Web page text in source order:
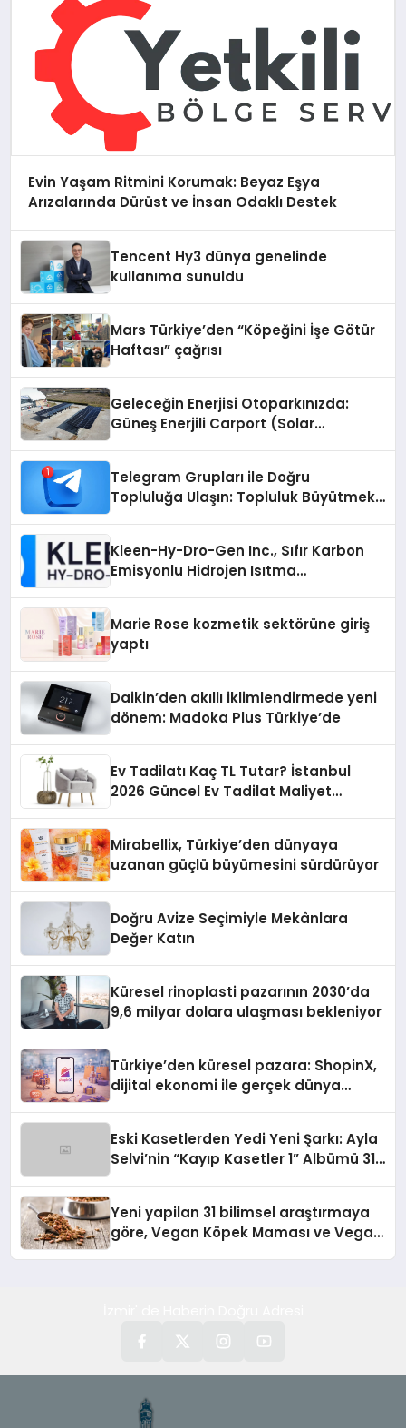
Evin Yaşam Ritmini Korumak: Beyaz Eşya
Arızalarında Dürüst ve İnsan Odaklı Destek
Tencent Hy3 dünya genelinde
kullanıma sunuldu
Mars Türkiye’den “Köpeğini İşe Götür
Haftası” çağrısı
Geleceğin Enerjisi Otoparkınızda:
Güneş Enerjili Carport (Solar
Telegram Grupları ile Doğru
Topluluğa Ulaşın: Topluluk Büyütmek
Kleen-Hy-Dro-Gen Inc., Sıfır Karbon
Emisyonlu Hidrojen Isıtma
Marie Rose kozmetik sektörüne giriş
yaptı
Daikin’den akıllı iklimlendirmede yeni
dönem: Madoka Plus Türkiye’de
Ev Tadilatı Kaç TL Tutar? İstanbul
2026 Güncel Ev Tadilat Maliyet
Mirabellix, Türkiye’den dünyaya
uzanan güçlü büyümesini sürdürüyor
Doğru Avize Seçimiyle Mekânlara
Değer Katın
Küresel rinoplasti pazarının 2030’da
9,6 milyar dolara ulaşması bekleniyor
Türkiye’den küresel pazara: ShopinX,
dijital ekonomi ile gerçek dünya
Eski Kasetlerden Yedi Yeni Şarkı: Ayla
Selvi’nin “Kayıp Kasetler 1” Albümü 31
Yeni yapilan 31 bilimsel araştırmaya
göre, Vegan Köpek Maması ve Vegan